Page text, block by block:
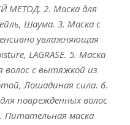
МЕТОД. 2. Маска для
Шаума. 3. Маска с
увлажняющая
LAGRASE. 5. Маска
с вытяжкой из
Лошадиная сила. 6.
поврежденных волос
Питательная маска